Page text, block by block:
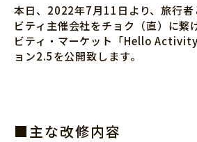
本日、2022年7月11日より、旅行者
ビティ主催会社をチョク（直）に繋
ビティ・マーケット「Hello
ョン2.5を公開致します。
■主な改修内容